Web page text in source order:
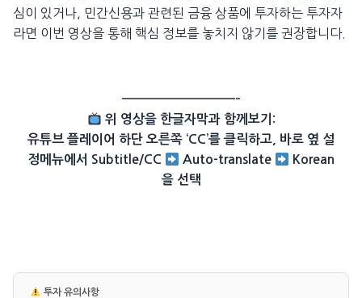
심이 있거나, 민간신용과 관련된 금융 상품에 투자하는 투자자
라면 이번 영상을 통해 핵심 정보를 놓치지 않기를 권장합니다.
——————————–
위 영상을 한글자막과 함께보기:
유튜브 플레이어 하단 오른쪽 ‘CC’를 클릭하고, 바로 옆 설
정메뉴에서 Subtitle/CC
Auto-translate
Korean
을 선택
투자 유의사항